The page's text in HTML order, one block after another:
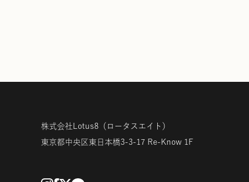
株式会社Lotus8 （ロータスエイト）
東京都中央区東日本橋3-3-17 Re-Know 1F